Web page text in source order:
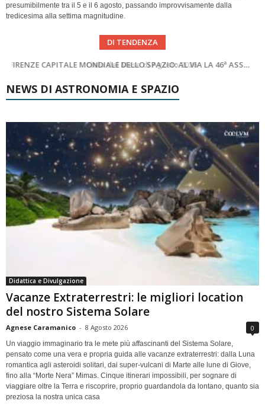
presumibilmente tra il 5 e il 6 agosto, passando improvvisamente dalla
tredicesima alla settima magnitudine.
DI TENDENZA
Cielo del Mese di Agosto 2026
SUPERNOVAE aggiornamenti del mese – Agosto 2026
NEWS DI ASTRONOMIA E SPAZIO
Didattica e Divulgazione
Vacanze Extraterrestri: le migliori location
del nostro Sistema Solare
Agnese Caramanico - 8 Agosto 2026 0
Un viaggio immaginario tra le mete più affascinanti del Sistema Solare,
pensato come una vera e propria guida alle vacanze extraterrestri: dalla Luna
romantica agli asteroidi solitari, dai super-vulcani di Marte alle lune di Giove,
fino alla “Morte Nera” Mimas. Cinque itinerari impossibili, per sognare di
viaggiare oltre la Terra e riscoprire, proprio guardandola da lontano, quanto sia
preziosa la nostra unica casa